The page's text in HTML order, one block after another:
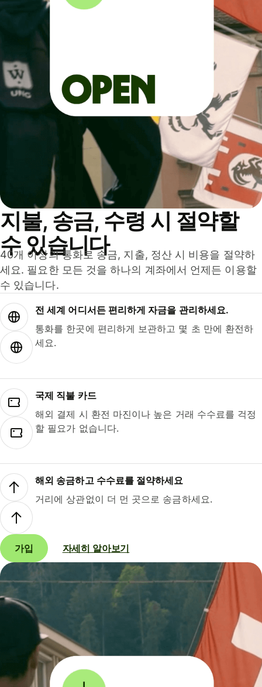
지불, 송금, 수령 시 절약할
수 있습니다
40개 이상의 통화로 송금, 지출, 정산 시 비용을 절약하
세요. 필요한 모든 것을 하나의 계좌에서 언제든 이용할
수 있습니다.
전 세계 어디서든 편리하게 자금을 관리하세요.
통화를 한곳에 편리하게 보관하고 몇 초 만에 환전하
세요.
국제 직불 카드
해외 결제 시 환전 마진이나 높은 거래 수수료를 걱정
할 필요가 없습니다.
해외 송금하고 수수료를 절약하세요
거리에 상관없이 더 먼 곳으로 송금하세요.
가입 자세히 알아보기